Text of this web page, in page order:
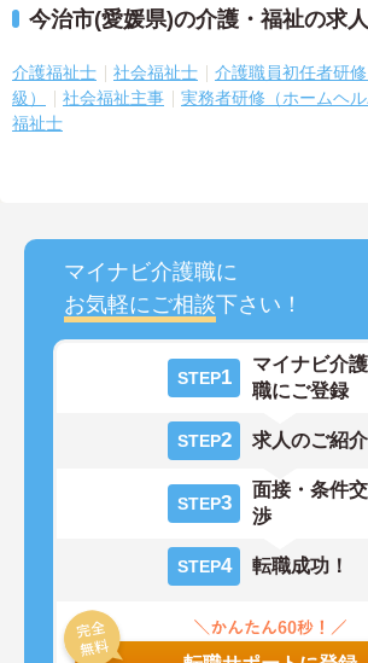
今治市(愛媛県)の介護・福祉の求
介護福祉士 社会福祉士
介護職員初任者研
級）
社会福祉主事 実務者研修（ホームヘル
福祉士
マイナビ介護職に
お気軽にご相談下さい！
STEP1
マイナビ介護
職にご登録
STEP2 求人のご紹介
STEP3
面接・条件交
渉
STEP4 転職成功！